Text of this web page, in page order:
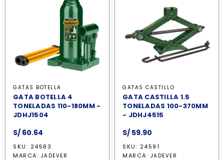
GATAS BOTELLA
GATA BOTELLA 4
TONELADAS 110-180MM -
JDHJ1504
S/ 60.64
SKU: 24583
MARCA: JADEVER
GATAS CASTILLO
GATA CASTILLA 1.5
TONELADAS 100-370MM
- JDHJ4515
S/ 59.90
SKU: 24591
MARCA: JADEVER